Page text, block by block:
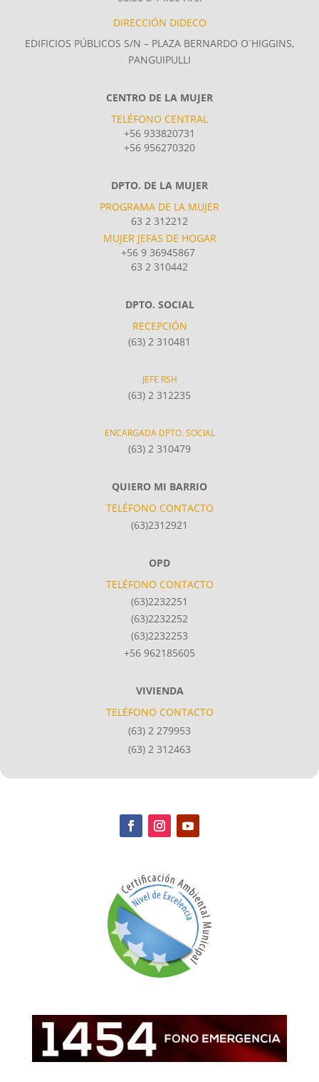
DIRECCIÓN DIDECO
EDIFICIOS PÚBLICOS S/N – PLAZA BERNARDO O´HIGGINS,
PANGUIPULLI
CENTRO DE LA MUJER
TELÉFONO CENTRAL
+56 933820731
+56 956270320
DPTO. DE LA MUJER
PROGRAMA DE LA MUJER
63 2 312212
MUJER JEFAS DE HOGAR
+56 9 36945867
63 2 310442
DPTO. SOCIAL
RECEPCIÓN
(63) 2 310481
JEFE RSH
(63) 2 312235
ENCARGADA DPTO. SOCIAL
(63) 2 310479
QUIERO MI BARRIO
TELÉFONO CONTACTO
(63)2312921
OPD
TELÉFONO CONTACTO
(63)2232251
(63)2232252
(63)2232253
+56 962185605
VIVIENDA
TELÉFONO CONTACTO
(63) 2 279953
(63) 2 312463